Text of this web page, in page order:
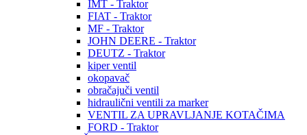
IMT - Traktor
FIAT - Traktor
MF - Traktor
JOHN DEERE - Traktor
DEUTZ - Traktor
kiper ventil
okopavač
obračajuči ventil
hidraulični ventili za marker
VENTIL ZA UPRAVLJANJE KOTAČIMA
FORD - Traktor